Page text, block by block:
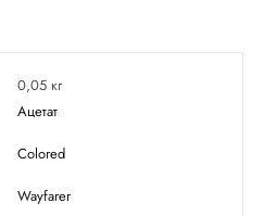
0,05 кг
Ацетат
Colored
Wayfarer